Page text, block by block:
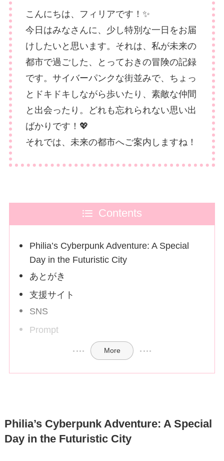
こんにちは、フィリアです！✨
今日はみなさんに、少し特別な一日をお届
けしたいと思います。それは、私が未来の
都市で過ごした、とっておきの冒険の記録
です。サイバーパンクな街並みで、ちょっ
とドキドキしながら歩いたり、素敵な仲間
と出会ったり。どれも忘れられない思い出
ばかりです！💖
それでは、未来の都市へご案内しますね！
Contents
Philia’s Cyberpunk Adventure: A Special
Day in the Futuristic City
あとがき
支援サイト
SNS
Prompt
More
Philia’s Cyberpunk Adventure: A Special
Day in the Futuristic City